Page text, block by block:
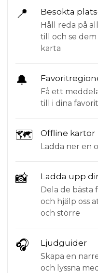
📍 Besökta
Håll reda på
till och se
karta
🔔
Få ett
till i dina
🗺 Offline kartor
Ladda ner en
📸 Ladda upp
Dela de
och hjälp oss
och större
🎧 Ljudguider
Skapa en
och lyssna